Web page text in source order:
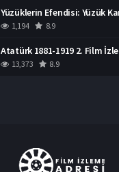
1,194 8.9
Atatürk 1881-1919 2. Film İzle
13,373 8.9